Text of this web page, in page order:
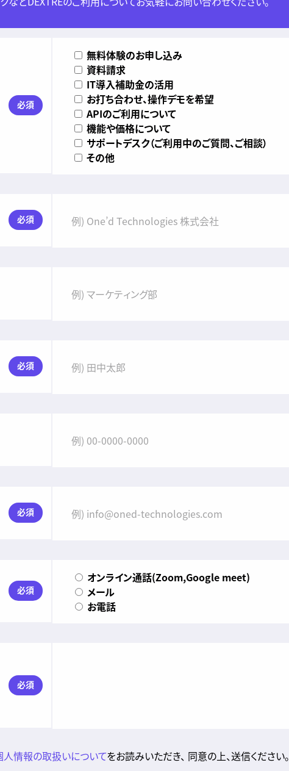
まにしてください。
必須
無料体験のお申し込み
資料請求
IT導入補助金の活用
お打ち合わせ、操作デモを希望
APIのご利用について
機能や価格について
サポートデスク（ご利用中のご質問、ご相談）
その他
必須
必須
必須
必須
オンライン通話(Zoom,Google meet)
メール
お電話
必須
人情報の取扱いについてをお読みいただき、 同意の上、送信ください。